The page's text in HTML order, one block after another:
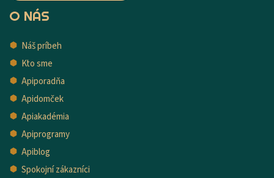
O NÁS
Náš príbeh
Kto sme
Apiporadňa
Apidomček
Apiakadémia
Apiprogramy
Apiblog
Spokojní zákazníci